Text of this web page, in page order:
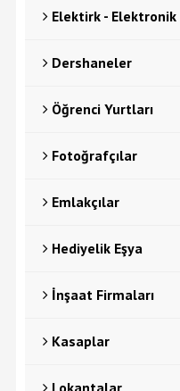
Elektirk - Elektronik
Dershaneler
Öğrenci Yurtları
Fotoğrafçılar
Emlakçılar
Hediyelik Eşya
İnşaat Firmaları
Kasaplar
Lokantalar